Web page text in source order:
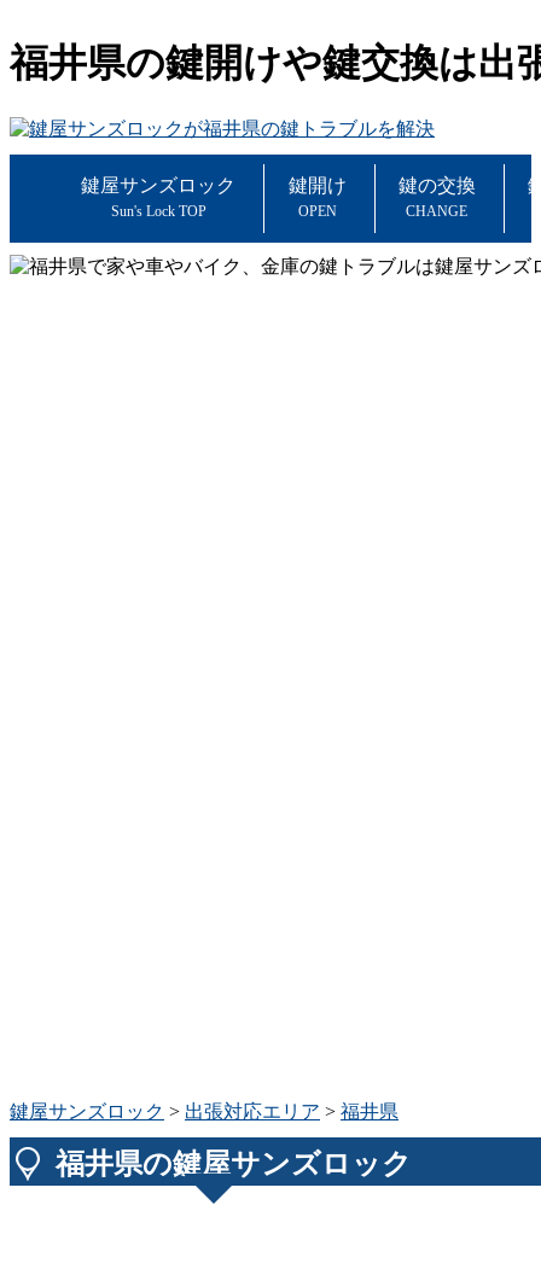
福井県の鍵開けや鍵交換は出
鍵屋サンズロック
Sun's Lock TOP
鍵開け
OPEN
鍵の交換
CHANGE
鍵屋サンズロック > 出張対応エリア > 福井県
福井県の鍵屋サンズロック